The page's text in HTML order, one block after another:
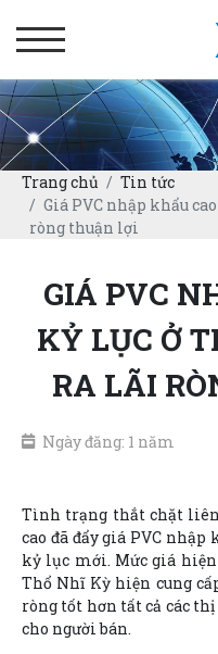
Trang chủ
Tin tức
Giá PVC nhập khẩu
ròng thuận lợi
GIÁ PVC
KỶ LỤC Ở
RA LÃI
Ngày đăng: 1 năm
Tình trạng thắt chặt
cao đã đẩy giá PVC
kỷ lục mới. Mức giá
Thổ Nhĩ Kỳ hiện cung
ròng tốt hơn tất cả các
cho người bán.